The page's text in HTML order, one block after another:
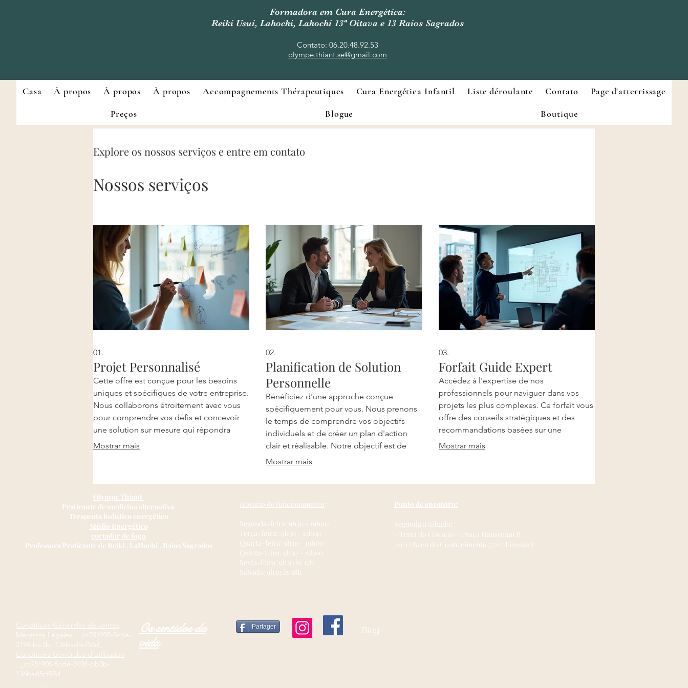
Formadora em Cura Energética:
Reiki Usui, Lahochi, Lahochi 13ª Oitava e 13 Raios Sagrados
Contato: 06.20.48.92.53
olympe.thiant.se@gmail.com
Casa À propos À propos À propos Accompagnements Thérapeutiques Cura Energética Infantil Liste déroulante Contato
Page d'atterrissage
Preços
Blogue Boutique
Explore os nossos serviços e entre em contato
Nossos serviços
01.
Projet Personnalisé
Cette offre est conçue pour les besoins
uniques et spécifiques de votre entreprise.
Nous collaborons étroitement avec vous
pour comprendre vos défis et concevoir
une solution sur mesure qui répondra
parfaitement à vos attentes. Votre succès
Mostrar mais
02.
Planification de Solution
Personnelle
Bénéficiez d'une approche conçue
spécifiquement pour vous. Nous prenons
le temps de comprendre vos objectifs
individuels et de créer un plan d'action
clair et réalisable. Notre objectif est de
vous fournir les outils et la stratégie
Mostrar mais
03.
Forfait Guide Expert
Accédez à l'expertise de nos
professionnels pour naviguer dans vos
projets les plus complexes. Ce forfait vous
offre des conseils stratégiques et des
recommandations basées sur une
compréhension approfondie de votre
Mostrar mais
Olympe Thiant
Praticante de medicina alternativa
Terapeuta holístico energético
Médio Energético
cortador de fogo
Professora Praticante de Reiki , LaHochi , Raios Sagrados
Horário de funcionamento :
Segunda-feira: 9h30 - 19h00
Terça-feira: 9h30 - 19h00
Quarta-feira: 9h30 - 19h00
Quinta-feira: 9h30 - 19h00
Sexta-feira: 9h30 às 19h
Sábado: 9h30 às 18h
Ponto de encontro:
Segunda a sábado:
- Terra do Coração - Praça Haussman II
10/12 Beco do Conhecimento 77127 Lieusaint
Conditions Générales de ventes
Mentions Légales _cc781905-5cde-
3194-bb3b- 136bad5cf58d_
Conditions Générales d'utilisation
_cc781905-5cde-3194-bb3b-
136bad5cf58d_
Os sentidos da
vida
Partager Blog